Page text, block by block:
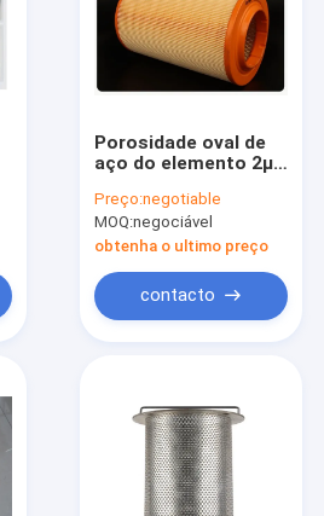
Porosidade oval de
aço do elemento 2μ
de Gavalnised
purificador de ar de
10 polegadas
Preço:negotiable
MOQ:negociável
obtenha o ultimo preço
contacto